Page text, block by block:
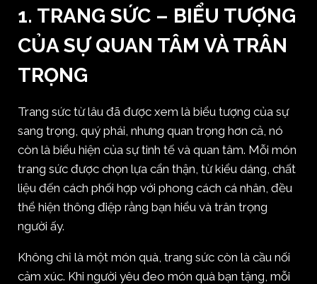
1. TRANG SỨC – BIỂU TƯỢNG
CỦA SỰ QUAN TÂM VÀ TRÂN
TRỌNG
Trang sức từ lâu đã được xem là biểu tượng của sự
sang trọng, quý phái, nhưng quan trọng hơn cả, nó
còn là biểu hiện của sự tinh tế và quan tâm. Mỗi món
trang sức được chọn lựa cẩn thận, từ kiểu dáng, chất
liệu đến cách phối hợp với phong cách cá nhân, đều
thể hiện thông điệp rằng bạn hiểu và trân trọng
người ấy.
Không chỉ là một món quà, trang sức còn là cầu nối
cảm xúc. Khi người yêu đeo món quà bạn tặng, mỗi